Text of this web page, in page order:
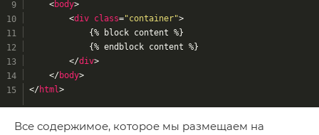
<body>
<div class="container">
            {% block content %}
            {% endblock content %}
</div>
</body>
</html >
Все содержимое, которое мы размещаем на